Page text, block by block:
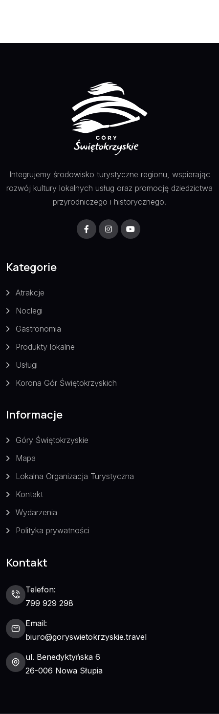
Integrujemy środowisko turystyczne regionu, wspierając
rozwój kultury lokalnych usług oraz promocję dziedzictwa
przyrodniczego i historycznego.
Kategorie
Atrakcje
Noclegi
Gastronomia
Produkty lokalne
Usługi
Korona Gór Świętokrzyskich
Informacje
Góry Świętokrzyskie
Mapa
Lokalna Organizacja Turystyczna
Kontakt
Wydarzenia
Polityka prywatności
Kontakt
Telefon:
799 929 298
Email:
biuro@goryswietokrzyskie.travel
ul. Benedyktyńska 6
26-006 Nowa Słupia